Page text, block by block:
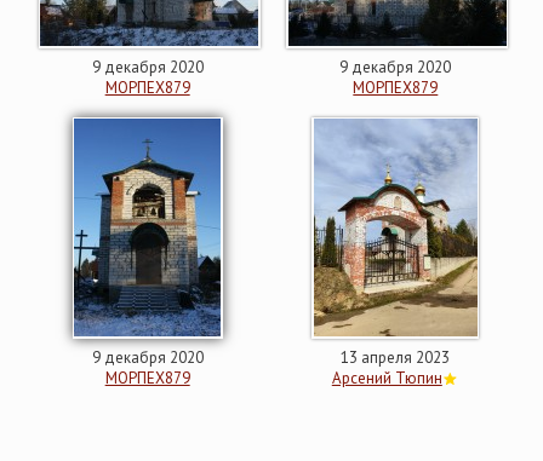
9 декабря 2020
МОРПЕХ879
9 декабря 2020
МОРПЕХ879
9 декабря 2020
МОРПЕХ879
13 апреля 2023
Арсений Тюпин